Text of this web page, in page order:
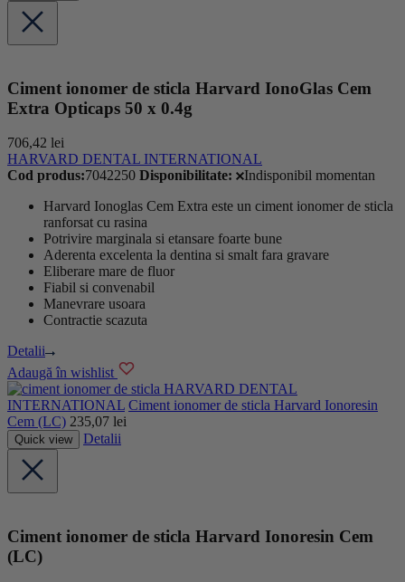
Ciment ionomer de sticla Harvard IonoGlas Cem
Extra Opticaps 50 x 0.4g
706,42 lei
HARVARD DENTAL INTERNATIONAL
Cod produs:7042250 Disponibilitate:
Indisponibil momentan
Harvard Ionoglas Cem Extra este un ciment ionomer de sticla
ranforsat cu rasina
Potrivire marginala si etansare foarte bune
Aderenta excelenta la dentina si smalt fara gravare
Eliberare mare de fluor
Fiabil si convenabil
Manevrare usoara
Contractie scazuta
Detalii
Adaugă în wishlist
HARVARD DENTAL
INTERNATIONAL Ciment ionomer de sticla Harvard Ionoresin
Cem (LC) 235,07 lei
Quick view Detalii
Ciment ionomer de sticla Harvard Ionoresin Cem
(LC)